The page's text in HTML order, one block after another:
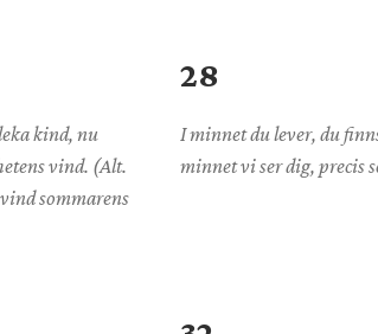
kind, nu
vind. (Alt.
sommarens
28
I minnet du lever, du
minnet vi ser dig, precis